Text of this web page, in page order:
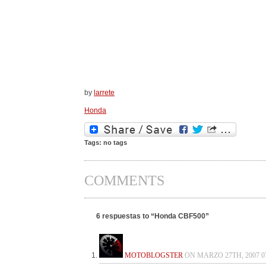
by larrete
Honda
Tags: no tags
COMMENTS
6 respuestas to “Honda CBF500”
MOTOBLOGSTER ON MARZO 27TH, 2007